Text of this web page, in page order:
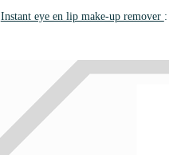
Instant eye en lip make-up remover